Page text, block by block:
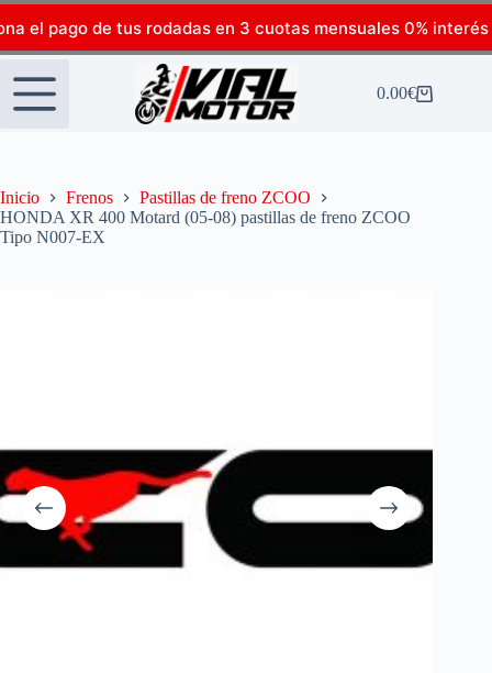
el pago de tus rodadas en 3 cuotas mensuales 0% interés
0.00€
Inicio Frenos
Pastillas de freno ZCOO
HONDA XR 400 Motard (05-08) pastillas de freno ZCOO
Tipo N007-EX